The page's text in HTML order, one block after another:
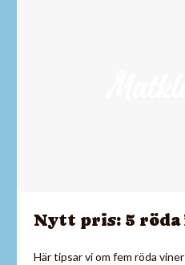
Nytt pris: 5
Här tipsar vi om fem röda